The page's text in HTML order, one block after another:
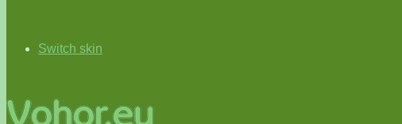
Switch skin